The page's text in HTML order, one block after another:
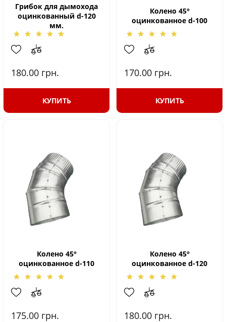
Грибок для дымохода
оцинкованный d-120
мм.
180.00 грн.
КУПИТЬ
Колено 45°
оцинкованное d-100
170.00 грн.
КУПИТЬ
Колено 45°
оцинкованное d-110
175.00 грн.
Колено 45°
оцинкованное d-120
180.00 грн.